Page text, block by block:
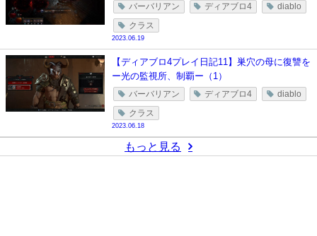
バーバリアン ディアブロ4 diablo
クラス
2023.06.19
【ディアブロ4プレイ日記11】巣穴の母に復讐を
ー光の監視所、制覇ー（1）
バーバリアン ディアブロ4 diablo
クラス
2023.06.18
もっと見る